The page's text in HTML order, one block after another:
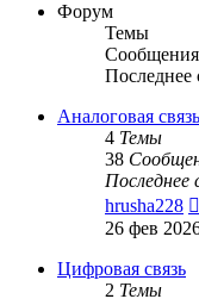
Форум
Темы
Сообщения
Последнее
Аналоговая связь
4 Темы
38
Последнее
hrusha228
26 фев
Цифровая связь
2 Темы